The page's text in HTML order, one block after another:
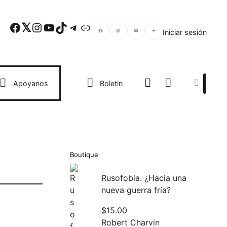
Facebook Twitter Instagram YouTube TikTok Telegram Enlace Iniciar sesión
Apoyanos Boletin
Boutique
Rusofobia. ¿Hacia una
nueva guerra fría?
$15.00
Robert Charvin